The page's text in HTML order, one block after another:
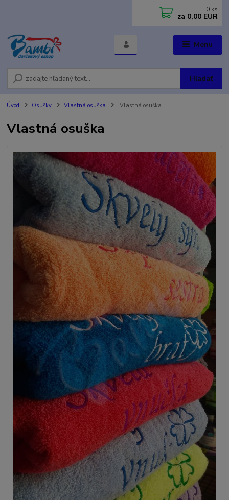
Menu
Hľadať
0 ks
za 0,00 EUR
Úvod Osušky Vlastná osuška Vlastná osuška
Vlastná osuška